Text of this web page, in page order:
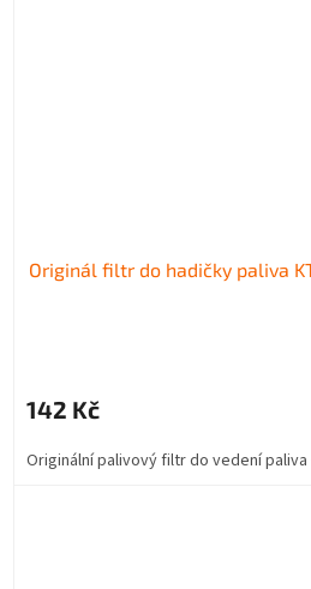
Originál filtr do hadičky paliva
142 Kč
Originální palivový filtr do vedení paliva